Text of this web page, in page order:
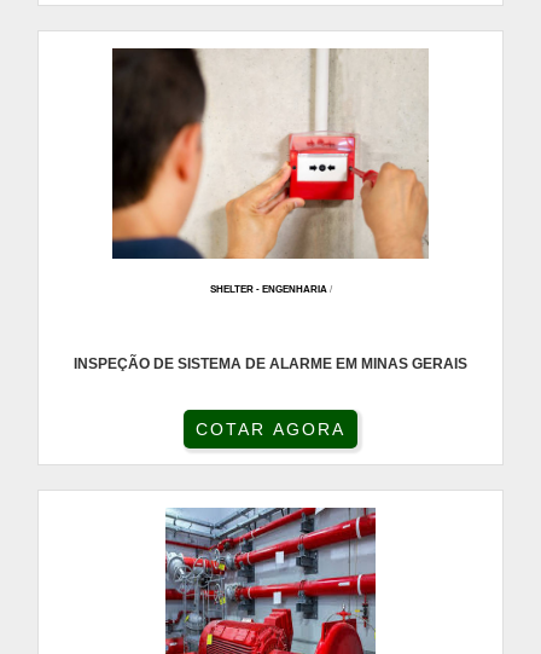
SHELTER - ENGENHARIA/
INSPEÇÃO DE SISTEMA DE ALARME EM MINAS GERAIS
COTAR AGORA